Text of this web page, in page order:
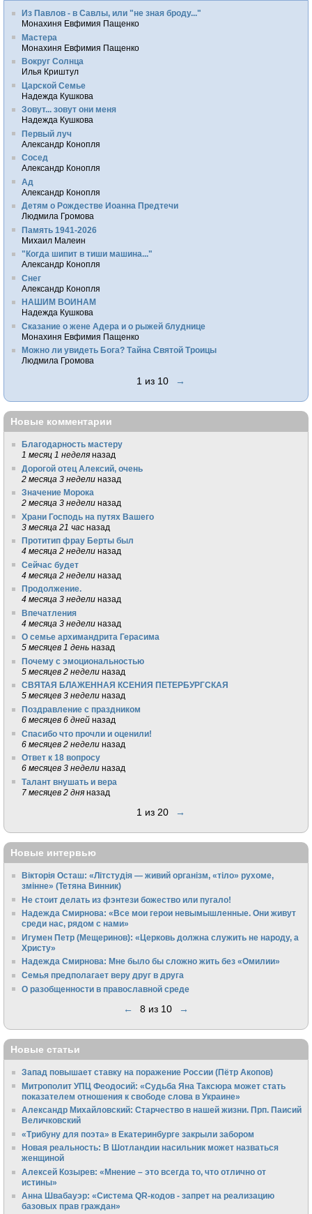
Из Павлов - в Савлы, или "не зная броду..."
Монахиня Евфимия Пащенко
Мастера
Монахиня Евфимия Пащенко
Вокруг Солнца
Илья Криштул
Царской Семье
Надежда Кушкова
Зовут... зовут они меня
Надежда Кушкова
Первый луч
Александр Конопля
Сосед
Александр Конопля
Ад
Александр Конопля
Детям о Рождестве Иоанна Предтечи
Людмила Громова
Память 1941-2026
Михаил Малеин
"Когда шипит в тиши машина..."
Александр Конопля
Снег
Александр Конопля
НАШИМ ВОИНАМ
Надежда Кушкова
Сказание о жене Адера и о рыжей блуднице
Монахиня Евфимия Пащенко
Можно ли увидеть Бога? Тайна Святой Троицы
Людмила Громова
1 из 10 →
Новые комментарии
Благодарность мастеру
1 месяц 1 неделя назад
Дорогой отец Алексий, очень
2 месяца 3 недели назад
Значение Морока
2 месяца 3 недели назад
Храни Господь на путях Вашего
3 месяца 21 час назад
Протитип фрау Берты был
4 месяца 2 недели назад
Сейчас будет
4 месяца 2 недели назад
Продолжение.
4 месяца 3 недели назад
Впечатления
4 месяца 3 недели назад
О семье архимандрита Герасима
5 месяцев 1 день назад
Почему с эмоциональностью
5 месяцев 2 недели назад
СВЯТАЯ БЛАЖЕННАЯ КСЕНИЯ ПЕТЕРБУРГСКАЯ
5 месяцев 3 недели назад
Поздравление с праздником
6 месяцев 6 дней назад
Спасибо что прочли и оценили!
6 месяцев 2 недели назад
Ответ к 18 вопросу
6 месяцев 3 недели назад
Талант внушать и вера
7 месяцев 2 дня назад
1 из 20 →
Новые интервью
Вікторія Осташ: «Літстудія — живий організм, «тіло» рухоме,
змінне» (Тетяна Винник)
Не стоит делать из фэнтези божество или пугало!
Надежда Смирнова: «Все мои герои невымышленные. Они живут
среди нас, рядом с нами»
Игумен Петр (Мещеринов): «Церковь должна служить не народу, а
Христу»
Надежда Смирнова: Мне было бы сложно жить без «Омилии»
Семья предполагает веру друг в друга
О разобщенности в православной среде
← 8 из 10 →
Новые статьи
Запад повышает ставку на поражение России (Пётр Акопов)
Митрополит УПЦ Феодосий: «Судьба Яна Таксюра может стать
показателем отношения к свободе слова в Украине»
Алек­сандр Михайловский: Старчество в нашей жизни. Прп. Паисий
Величковский
«Трибуну для поэта» в Екатеринбурге закрыли забором
Новая реальность: В Шотландии насильник может назваться
женщиной
Алексей Козырев: «Мнение – это всегда то, что отлично от
истины»
Анна Швабауэр: «Система QR-кодов - запрет на реализацию
базовых прав граждан»